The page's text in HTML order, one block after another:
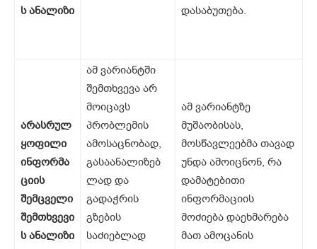
ს ანალიზი
დასაბუთება.
არასრულ
ყოფილი
ინფორმა
ციის
შემცველი
შემთხვევი
ს ანალიზი
ამ ვარიანტში
შემთხვევა არ
მოიცავს
პრობლემის
ამოსაცნობად,
გასაანალიზებ
ლად და
გადაჭრის
გზების
საძიებლად
ამ ვარიანტზე
მუშაობისას,
მოსწავლეებმა თავად
უნდა ამოიცნონ, რა
დამატებითი
ინფორმაციის
მოძიება დაეხმარება
მათ ამოცანის